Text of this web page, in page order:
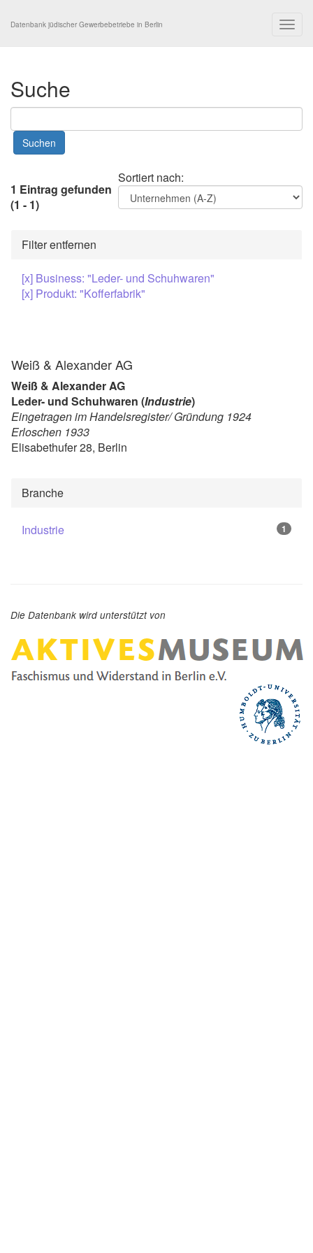
Datenbank jüdischer Gewerbebetriebe in Berlin
Suche
Sortiert nach:
1 Eintrag gefunden
(1 - 1)
Filter entfernen
[x] Business: "Leder- und Schuhwaren"
[x] Produkt: "Kofferfabrik"
Weiß & Alexander AG
Weiß & Alexander AG
Leder- und Schuhwaren (Industrie)
Eingetragen im Handelsregister/ Gründung 1924
Erloschen 1933
Elisabethufer 28, Berlin
Branche
Industrie 1
Die Datenbank wird unterstützt von